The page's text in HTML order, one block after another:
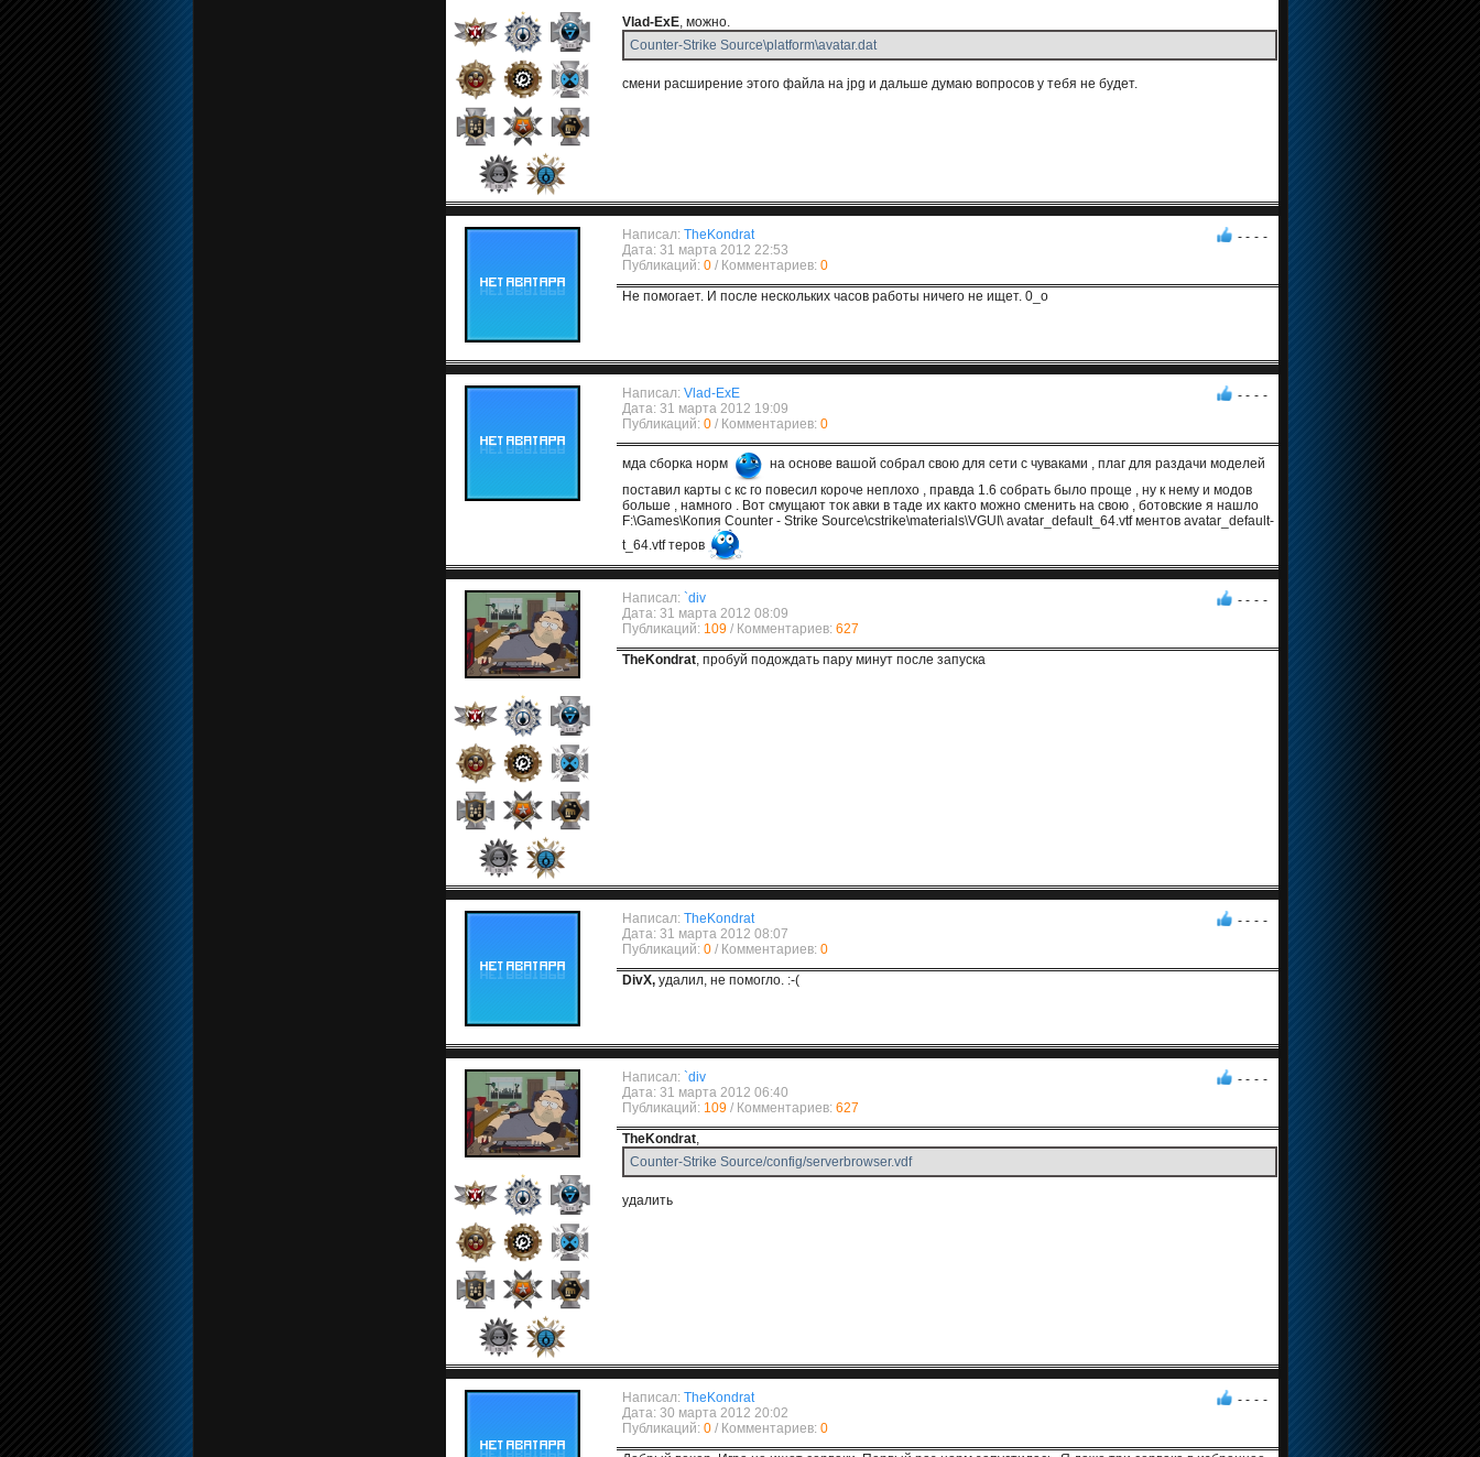
Vlad-ExE, можно.
Counter-Strike Source\platform\avatar.dat
смени расширение этого файла на jpg и дальше думаю вопросов у тебя не будет.
Написал: TheKondrat
Дата: 31 марта 2012 22:53
Публикаций: 0/ Комментариев: 0
- - - -
Не помогает. И после нескольких часов работы ничего не ищет. 0_о
Написал: Vlad-ExE
Дата: 31 марта 2012 19:09
Публикаций: 0/ Комментариев: 0
- - - -
мда сборка норм
на основе вашой собрал свою для сети с чуваками , плаг для раздачи моделей
поставил карты с кс го повесил короче неплохо , правда 1.6 собрать было проще , ну к нему и модов
больше , намного . Вот смущают ток авки в таде их както можно сменить на свою , ботовские я нашло
F:\Games\Копия Counter - Strike Source\cstrike\materials\VGUI\ avatar_default_64.vtf ментов avatar_default-
t_64.vtf теров
Написал: `div
Дата: 31 марта 2012 08:09
Публикаций: 109/ Комментариев: 627
- - - -
TheKondrat, пробуй подождать пару минут после запуска
Написал: TheKondrat
Дата: 31 марта 2012 08:07
Публикаций: 0/ Комментариев: 0
- - - -
DivX,удалил, не помогло. :-(
Написал: `div
Дата: 31 марта 2012 06:40
Публикаций: 109/ Комментариев: 627
- - - -
TheKondrat,
Counter-Strike Source/config/serverbrowser.vdf
удалить
Написал: TheKondrat
Дата: 30 марта 2012 20:02
Публикаций: 0/ Комментариев: 0
- - - -